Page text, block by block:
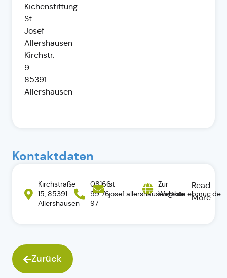
Kichenstiftung
St.
Josef
Allershausen
Kirchstr.
9
85391
Allershausen
Kontaktdaten
Kirchstraße
15, 85391
Allershausen
08166
99 76
97
st-
josef.allershausen@kita.ebmuc.de
Zur
Website
Read
More
Zurück